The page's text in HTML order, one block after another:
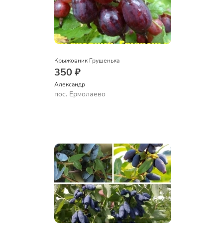
Крыжовник Грушенька
350 ₽
Александр
пос. Ермолаево